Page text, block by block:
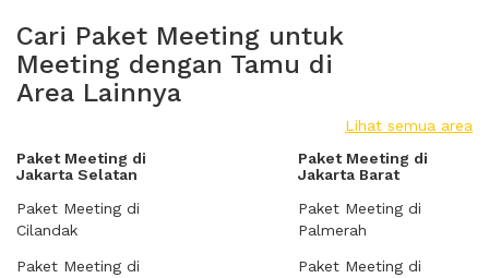
Cari Paket Meeting untuk
Meeting dengan Tamu di
Area Lainnya
Lihat semua area
Paket Meeting di
Jakarta Selatan
Paket Meeting di
Cilandak
Paket Meeting di
Paket Meeting di
Jakarta Barat
Paket Meeting di
Palmerah
Paket Meeting di